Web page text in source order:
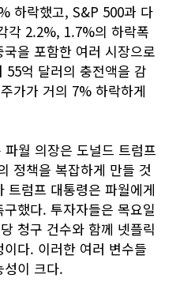
하락했고, S&P 500과 다
각 2.2%, 1.7%의 하락폭
을 포함한 여러 시장으로
55억 달러의 충전액을 감
가가 거의 7% 하락하게
월 의장은 도널드 트럼프
정책을 복잡하게 만들 것
트럼프 대통령은 파월에게
했다. 투자자들은 목요일
청구 건수와 함께 넷플릭
다. 이러한 여러 변수들
이 크다.